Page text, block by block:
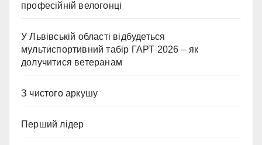
професійній велогонці
У Львівській області відбудеться
мультиспортивний табір ГАРТ 2026 – як
долучитися ветеранам
З чистого аркушу
Перший лідер